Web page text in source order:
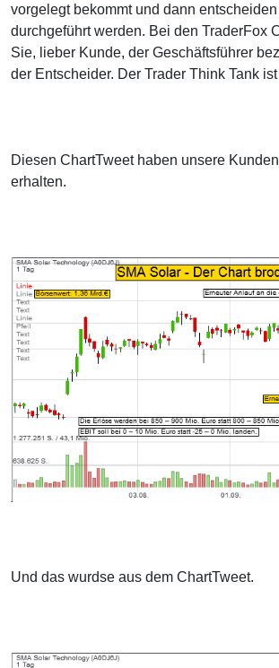
vorgelegt bekommt und dann
durchgeführt werden. Bei den TraderFox
Sie, lieber Kunde, der Geschäftsführer
der Entscheider. Der Trader Think Tank ist
Diesen ChartTweet haben unsere
erhalten.
Und das wurdse aus dem ChartTweet.